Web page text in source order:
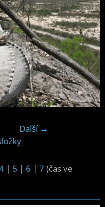
Další →
| 5 | 6 | 7 (čas ve